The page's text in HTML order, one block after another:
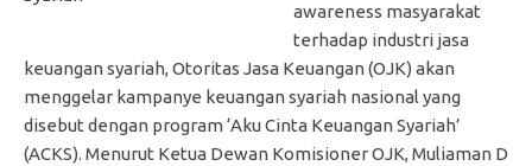
awareness masyarakat
terhadap industri jasa
keuangan syariah, Otoritas Jasa Keuangan (OJK) akan
menggelar kampanye keuangan syariah nasional yang
disebut dengan program ‘Aku Cinta Keuangan Syariah’
(ACKS). Menurut Ketua Dewan Komisioner OJK, Muliaman D